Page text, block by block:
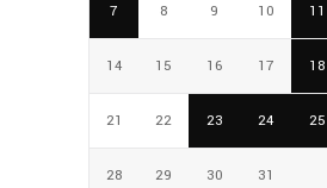
7 8 9 10 11
14 15 16 17 18
21 22 23 24 25
28 29 30 31